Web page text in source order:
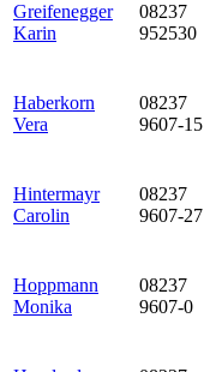
Greifenegger
Karin
08237
952530
Haberkorn
Vera
08237
9607-15
Hintermayr
Carolin
08237
9607-27
Hoppmann
Monika
08237
9607-0